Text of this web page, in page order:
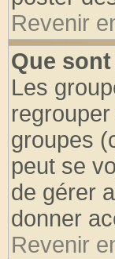
Revenir
Que
Les
groupes
peut se
de gérer
donner
Revenir